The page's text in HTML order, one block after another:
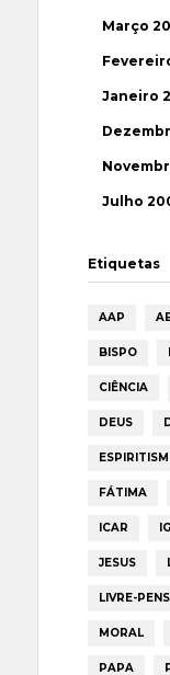
Março
Janeiro
Julho
Etiquetas
AAP
BISPO
CIÊNCIA
DEUS
FÁTIMA
ICAR
JESUS
LIVRE-
MORAL
PAPA